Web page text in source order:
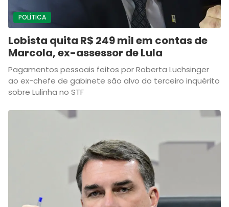
POLÍTICA
Lobista quita R$ 249 mil em contas de
Marcola, ex-assessor de Lula
Pagamentos pessoais feitos por Roberta Luchsinger
ao ex-chefe de gabinete são alvo do terceiro inquérito
sobre Lulinha no STF